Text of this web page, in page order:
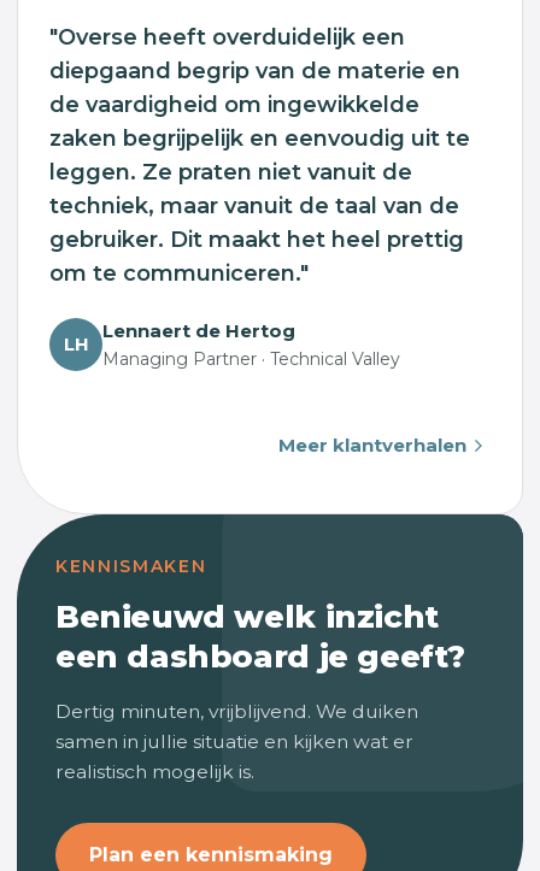
"Overse heeft overduidelijk een
diepgaand begrip van de materie en
de vaardigheid om ingewikkelde
zaken begrijpelijk en eenvoudig uit te
leggen. Ze praten niet vanuit de
techniek, maar vanuit de taal van de
gebruiker. Dit maakt het heel prettig
om te communiceren."
LH
Lennaert de Hertog
Managing Partner · Technical Valley
Meer klantverhalen
KENNISMAKEN
Benieuwd welk inzicht
een dashboard je geeft?
Dertig minuten, vrijblijvend. We duiken
samen in jullie situatie en kijken wat er
realistisch mogelijk is.
Plan een kennismaking